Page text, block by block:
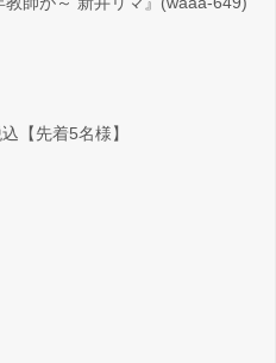
【先着5名様】